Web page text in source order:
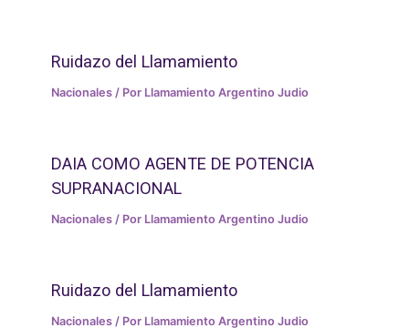
Ruidazo del Llamamiento
Nacionales / Por Llamamiento Argentino Judio
DAIA COMO AGENTE DE POTENCIA
SUPRANACIONAL
Nacionales / Por Llamamiento Argentino Judio
Ruidazo del Llamamiento
Nacionales / Por Llamamiento Argentino Judio